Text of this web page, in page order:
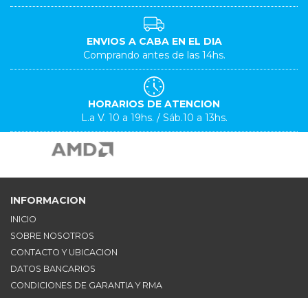
ENVIOS A CABA EN EL DIA
Comprando antes de las 14hs.
HORARIOS DE ATENCION
L.a V. 10 a 19hs. / Sáb.10 a 13hs.
INFORMACION
INICIO
SOBRE NOSOTROS
CONTACTO Y UBICACION
DATOS BANCARIOS
CONDICIONES DE GARANTIA Y RMA